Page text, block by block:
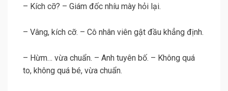
– Kích cỡ? – Giám đốc nhíu mày hỏi lại.
– Vâng, kích cỡ. – Cô nhân viên gật đầu khẳng định.
– Hừm… vừa chuẩn. – Anh tuyên bố. – Không quá
to, không quá bé, vừa chuẩn.